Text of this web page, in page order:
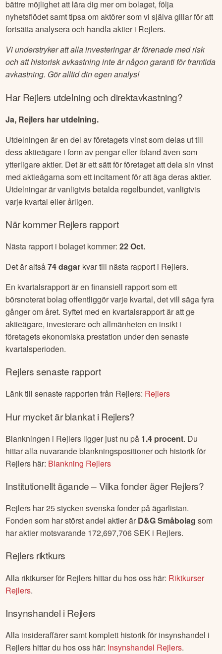
bättre möjlighet att lära dig mer om bolaget, följa
nyhetsflödet samt tipsa om aktörer som vi själva gillar för att
fortsätta analysera och handla aktier i Rejlers.
Vi understryker att alla investeringar är förenade med risk
och att historisk avkastning inte är någon garanti för framtida
avkastning. Gör alltid din egen analys!
HarRejlers utdelning och direktavkastning?
Ja, Rejlers har utdelning.
Utdelningen är en del av företagets vinst som delas ut till
dess aktieägare i form av pengar eller ibland även som
ytterligare aktier. Det är ett sätt för företaget att dela sin vinst
med aktieägarna som ett incitament för att äga deras aktier.
Utdelningar är vanligtvis betalda regelbundet, vanligtvis
varje kvartal eller årligen.
När kommerRejlers rapport
Nästa rapport i bolaget kommer:22 Oct.
Det är altså74dagar kvar till nästa rapport i Rejlers.
En kvartalsrapport är en finansiell rapport som ett
börsnoterat bolag offentliggör varje kvartal, det vill säga fyra
gånger om året. Syftet med en kvartalsrapport är att ge
aktieägare, investerare och allmänheten en insikt i
företagets ekonomiska prestation under den senaste
kvartalsperioden.
Rejlerssenaste rapport
Länk till senaste rapporten från Rejlers: Rejlers
Hur mycket är blankat iRejlers?
Blankningen i Rejlers ligger just nu på 1.4 procent. Du
hittar alla nuvarande blankningspositioner och historik för
Rejlers här: Blankning Rejlers
Institutionellt ägande – Vilka fonder ägerRejlers?
Rejlers har25stycken svenska fonder på ägarlistan.
Fonden som har störst andel aktier är D&G Småbolag som
har aktier motsvarande 172,697,706SEK i Rejlers.
Rejlers riktkurs
Alla riktkurser för Rejlers hittar du hos oss här: Riktkurser
Rejlers.
Insynshandel iRejlers
Alla insideraffärer samt komplett historik för insynshandel i
Rejlers hittar du hos oss här: Insynshandel Rejlers.